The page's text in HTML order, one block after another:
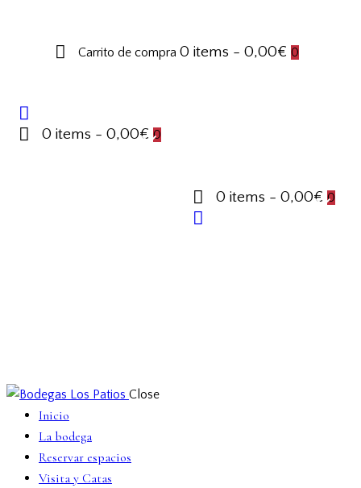
Carrito de compra 0 items - 0,00€ 0
0 items - 0,00€ 0
0 items - 0,00€ 0
Close
Inicio
La bodega
Reservar espacios
Visita y Catas